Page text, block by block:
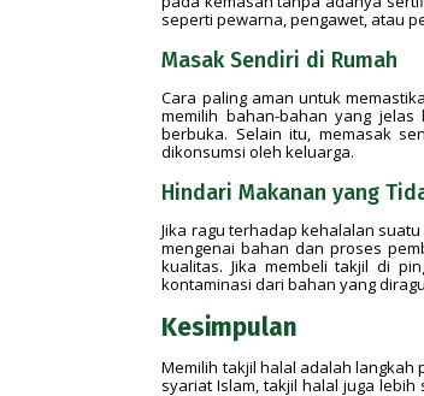
seperti pewarna, pengawet, atau
Masak Sendiri di Rumah
Cara paling aman untuk
memilih bahan-bahan yang
berbuka. Selain itu, memasak
dikonsumsi oleh keluarga.
Hindari Makanan yang
Jika ragu terhadap kehalalan
mengenai bahan dan proses
kualitas. Jika membeli takjil di
kontaminasi dari bahan yang
Kesimpulan
Memilih takjil halal adalah
syariat Islam, takjil halal juga